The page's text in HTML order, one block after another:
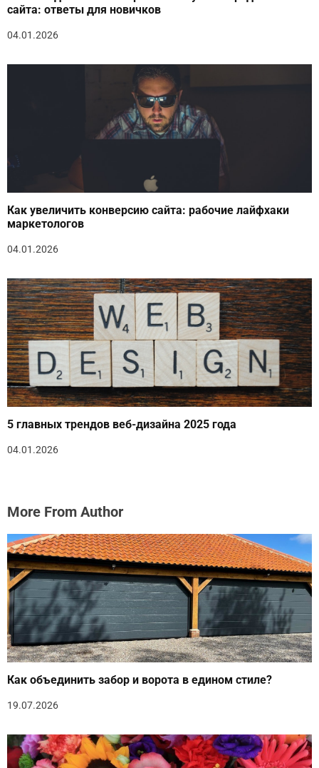
сайта: ответы для новичков
04.01.2026
Как увеличить конверсию сайта: рабочие лайфхаки
маркетологов
04.01.2026
5 главных трендов веб-дизайна 2025 года
04.01.2026
More From Author
Как объединить забор и ворота в едином стиле?
19.07.2026